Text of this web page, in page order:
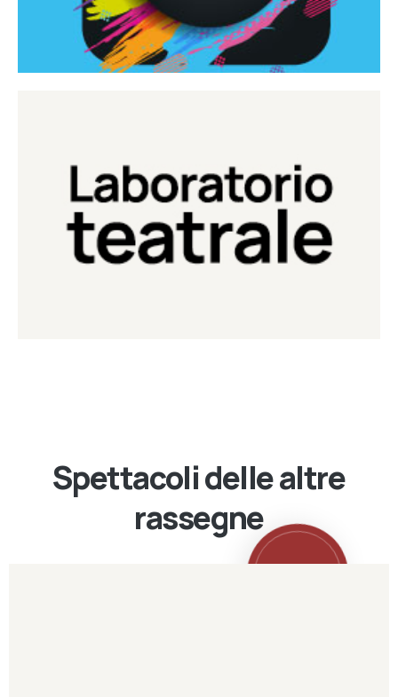
Laboratorio Teatrale
Laboratorio di teatro del Teatro Eduardo de Filippo
Continua
Spettacoli delle altre
rassegne